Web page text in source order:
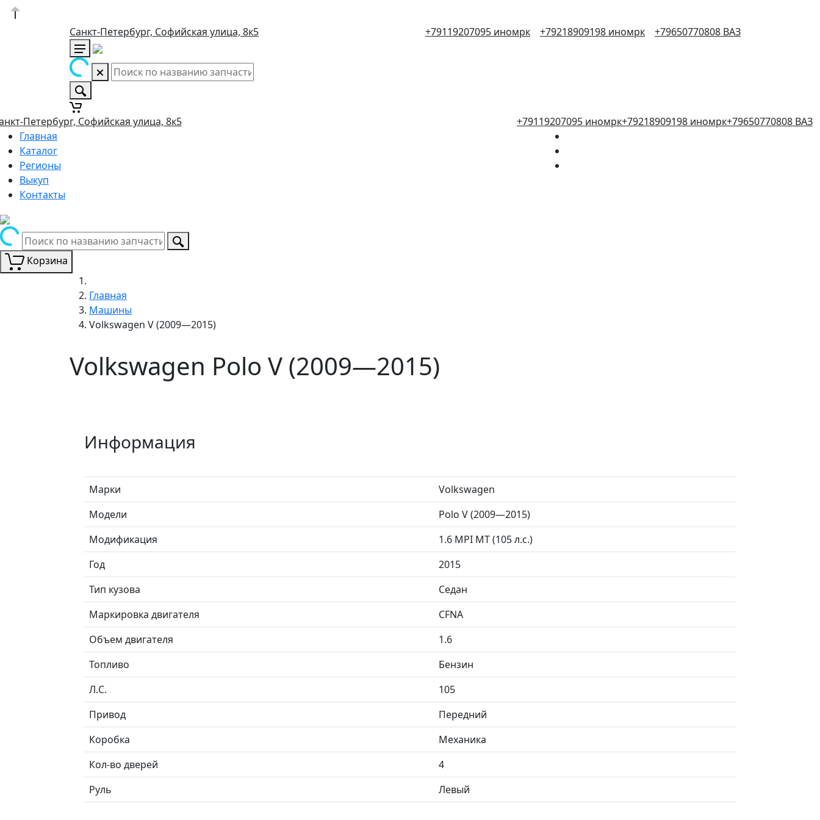
Санкт-Петербург, Софийская улица, 8к5 +79119207095 иномрк +79218909198 иномрк +79650770808 ВАЗ
Петербург, Софийская улица, 8к5 +79119207095 иномрк+79218909198 иномрк+79650770808 ВАЗ
Главная
Каталог
Регионы
Выкуп
Контакты
Корзина
Главная
Машины
Volkswagen V (2009—2015)
Volkswagen Polo V (2009—2015)
Информация
Марки
Volkswagen
Модели
Polo V (2009—2015)
Модификация
1.6 MPI MT (105 л.с.)
Год
2015
Тип кузова
Седан
Маркировка двигателя
CFNA
Объем двигателя
1.6
Топливо
Бензин
Л.C.
105
Привод
Передний
Коробка
Механика
Кол-во дверей
4
Руль
Левый